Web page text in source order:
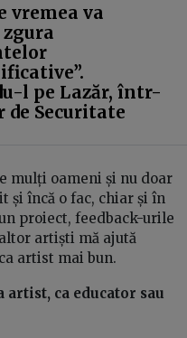
vremea va
l pe Lazăr, într-
de Securitate
mulți oameni și nu doar
și încă o fac, chiar și în
proiect, feedback-urile
artiști mă ajută
artist mai bun.
ca educator sau